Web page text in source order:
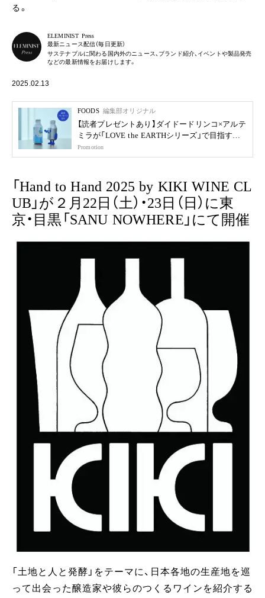
る。
ELEMINIST Press
最新ニュース配信（毎日更新）
サステナブルに関わる国内外のニュース、ブランド紹介、イベントや製品発売
などの最新情報をお届けします。
2025.02.13
FOODS 編集部オリジナル
【読者プレゼントあり】ダイドードリンコ×アルテ
ミラが「LOVE the EARTHシリーズ」で目指す未
来
Promotion
「Hand to Hand 2025 by KIKI WINE CL
UB」が２月22日（土）・23日（日）に東
京・目黒「SANU NOWHERE」にて開催
「土地と人と発酵」をテーマに、日本各地の生産地を巡
って出会った醸造家や彼らのつくるワインを紹介する